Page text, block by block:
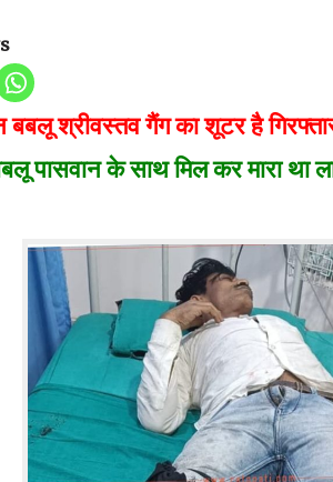
बबलू श्रीवस्तव गैंग का शूटर है
पासवान के साथ मिल कर मारा था